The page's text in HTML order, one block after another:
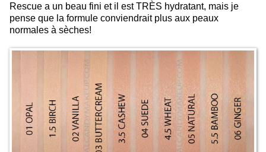
Rescue a un beau fini et il est TRÈS hydratant, mais je
pense que la formule conviendrait plus aux peaux
normales à sèches!